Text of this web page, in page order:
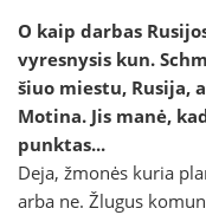
O kaip darbas
vyresnysis kun.
šiuo miestu, Rusija,
Motina. Jis manė,
punktas...
Deja, žmonės kuria
arba ne. Žlugus